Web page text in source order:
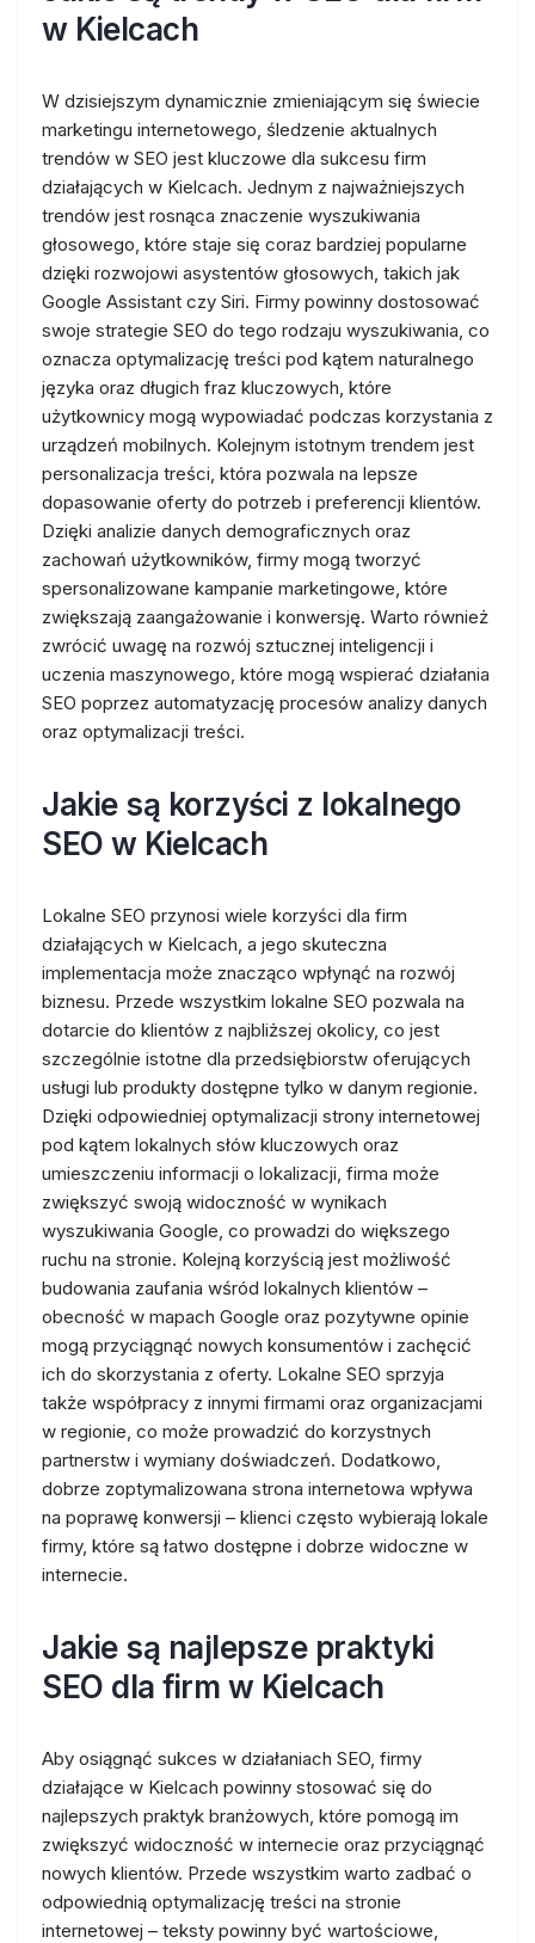
w Kielcach
W dzisiejszym dynamicznie zmieniającym się świecie
marketingu internetowego, śledzenie aktualnych
trendów w SEO jest kluczowe dla sukcesu firm
działających w Kielcach. Jednym z najważniejszych
trendów jest rosnąca znaczenie wyszukiwania
głosowego, które staje się coraz bardziej popularne
dzięki rozwojowi asystentów głosowych, takich jak
Google Assistant czy Siri. Firmy powinny dostosować
swoje strategie SEO do tego rodzaju wyszukiwania, co
oznacza optymalizację treści pod kątem naturalnego
języka oraz długich fraz kluczowych, które
użytkownicy mogą wypowiadać podczas korzystania z
urządzeń mobilnych. Kolejnym istotnym trendem jest
personalizacja treści, która pozwala na lepsze
dopasowanie oferty do potrzeb i preferencji klientów.
Dzięki analizie danych demograficznych oraz
zachowań użytkowników, firmy mogą tworzyć
spersonalizowane kampanie marketingowe, które
zwiększają zaangażowanie i konwersję. Warto również
zwrócić uwagę na rozwój sztucznej inteligencji i
uczenia maszynowego, które mogą wspierać działania
SEO poprzez automatyzację procesów analizy danych
oraz optymalizacji treści.
Jakie są korzyści z lokalnego
SEO w Kielcach
Lokalne SEO przynosi wiele korzyści dla firm
działających w Kielcach, a jego skuteczna
implementacja może znacząco wpłynąć na rozwój
biznesu. Przede wszystkim lokalne SEO pozwala na
dotarcie do klientów z najbliższej okolicy, co jest
szczególnie istotne dla przedsiębiorstw oferujących
usługi lub produkty dostępne tylko w danym regionie.
Dzięki odpowiedniej optymalizacji strony internetowej
pod kątem lokalnych słów kluczowych oraz
umieszczeniu informacji o lokalizacji, firma może
zwiększyć swoją widoczność w wynikach
wyszukiwania Google, co prowadzi do większego
ruchu na stronie. Kolejną korzyścią jest możliwość
budowania zaufania wśród lokalnych klientów –
obecność w mapach Google oraz pozytywne opinie
mogą przyciągnąć nowych konsumentów i zachęcić
ich do skorzystania z oferty. Lokalne SEO sprzyja
także współpracy z innymi firmami oraz organizacjami
w regionie, co może prowadzić do korzystnych
partnerstw i wymiany doświadczeń. Dodatkowo,
dobrze zoptymalizowana strona internetowa wpływa
na poprawę konwersji – klienci często wybierają lokale
firmy, które są łatwo dostępne i dobrze widoczne w
internecie.
Jakie są najlepsze praktyki
SEO dla firm w Kielcach
Aby osiągnąć sukces w działaniach SEO, firmy
działające w Kielcach powinny stosować się do
najlepszych praktyk branżowych, które pomogą im
zwiększyć widoczność w internecie oraz przyciągnąć
nowych klientów. Przede wszystkim warto zadbać o
odpowiednią optymalizację treści na stronie
internetowej – teksty powinny być wartościowe,